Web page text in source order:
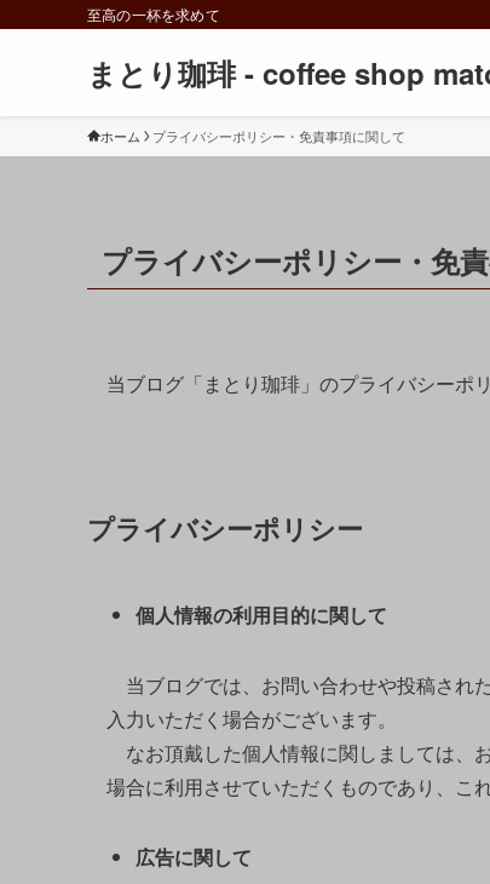
至高の一杯を求めて
まとり珈琲 - coffee shop
ホーム プライバシーポリシー・免責事項に関して
プライバシーポリシー・免
当ブログ「まとり珈琲」のプライバシーポ
プライバシーポリシー
個人情報の利用目的に関して
当ブログでは、お問い合わせや投稿され
入力いただく場合がございます。
なお頂戴した個人情報に関しましては、
場合に利用させていただくものであり、こ
広告に関して